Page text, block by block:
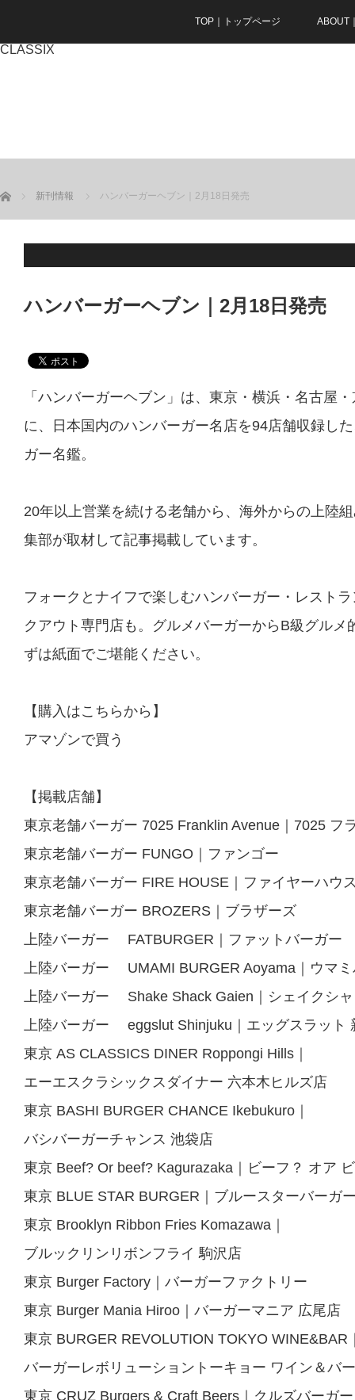
TOP｜トップページ ABOUT
CLASSIX
ホーム 新刊情報 ハンバーガーヘブン｜2月18日発売
ハンバーガーヘブン｜2月18日発売
「ハンバーガーヘブン」は、東京・横浜・名古屋
に、日本国内のハンバーガー名店を94店舗収録し
ガー名鑑。
20年以上営業を続ける老舗から、海外からの上陸
集部が取材して記事掲載しています。
フォークとナイフで楽しむハンバーガー・レスト
クアウト専門店も。グルメバーガーからB級グル
ずは紙面でご堪能ください。
【購入はこちらから】
アマゾンで買う
【掲載店舗】
東京老舗バーガー 7025 Franklin Avenue｜7025 フ
東京老舗バーガー FUNGO｜ファンゴー
東京老舗バーガー FIRE HOUSE｜ファイヤーハウ
東京老舗バーガー BROZERS｜ブラザーズ
上陸バーガー FATBURGER｜ファットバーガー
上陸バーガー UMAMI BURGER Aoyama｜ウマミ
上陸バーガー Shake Shack Gaien｜シェイクシ
上陸バーガー eggslut Shinjuku｜エッグスラット
東京 AS CLASSICS DINER Roppongi Hills｜
エーエスクラシックスダイナー 六本木ヒルズ店
東京 BASHI BURGER CHANCE Ikebukuro｜
バシバーガーチャンス 池袋店
東京 Beef? Or beef? Kagurazaka｜ビーフ？ オア
東京 BLUE STAR BURGER｜ブルースターバーガ
東京 Brooklyn Ribbon Fries Komazawa｜
ブルックリンリボンフライ 駒沢店
東京 Burger Factory｜バーガーファクトリー
東京 Burger Mania Hiroo｜バーガーマニア 広尾店
東京 BURGER REVOLUTION TOKYO WINE&BAR
バーガーレボリューショントーキョー ワイン＆バー
東京 CRUZ Burgers & Craft Beers｜クルズバーガ